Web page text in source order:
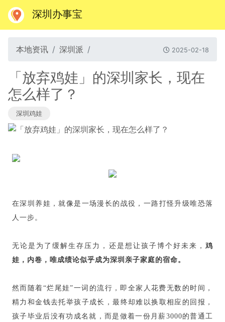
深圳办事宝
本地资讯 深圳派 2025-02-18
「放弃鸡娃」的深圳家长，现在
怎么样了？
深圳鸡娃
在深圳养娃，就像是一场漫长的战役，一路打怪升级唯恐落
人一步。
无论是为了缓解生存压力，还是想让孩子博个好未来， 鸡
娃，内卷，唯成绩论似乎成为深圳亲子家庭的宿命。
然而随着“烂尾娃”一词的流行，即全家人花费无数的时间，
精力和金钱去托举孩子成长，最终却难以换取相应的回报，
孩子毕业后没有功成名就，而是做着一份月薪3000的普通工